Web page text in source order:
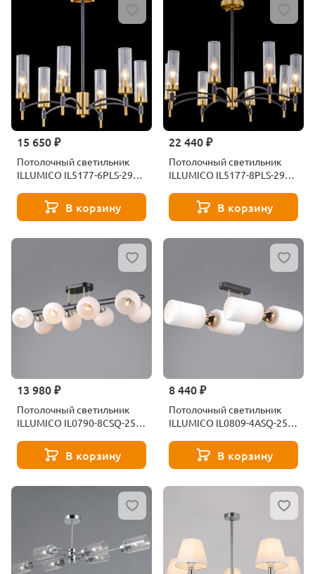
15 650 ₽
Потолочный светильник
ILLUMICO IL5177-6PLS-29
В корзину
22 440 ₽
Потолочный светильник
ILLUMICO IL5177-8PLS-29
В корзину
13 980 ₽
Потолочный светильник
ILLUMICO IL0790-8CSQ-25
В корзину
8 440 ₽
Потолочный светильник
ILLUMICO IL0809-4ASQ-25
В корзину